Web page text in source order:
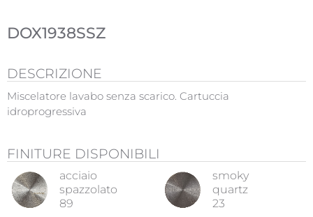
DOX1938SSZ
DESCRIZIONE
Miscelatore lavabo senza scarico. Cartuccia
idroprogressiva
FINITURE DISPONIBILI
acciaio
spazzolato
89
smoky
quartz
23